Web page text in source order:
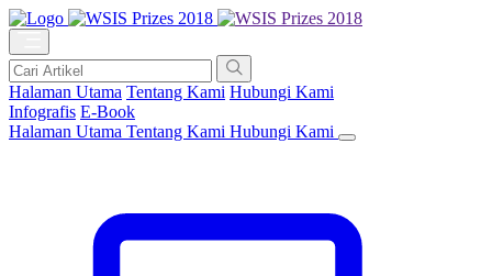
Halaman Utama Tentang Kami Hubungi Kami
Infografis E-Book
Halaman Utama Tentang Kami Hubungi Kami